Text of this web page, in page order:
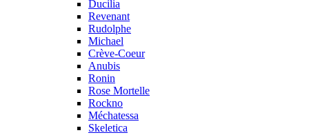
Ducilia
Revenant
Rudolphe
Michael
Crève-Coeur
Anubis
Ronin
Rose Mortelle
Rockno
Méchatessa
Skeletica